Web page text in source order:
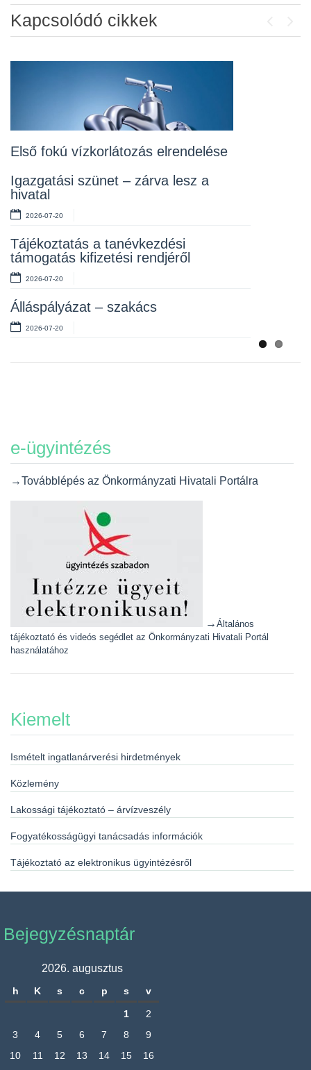
Kapcsolódó cikkek
Első fokú vízkorlátozás elrendelése
Igazgatási szünet – zárva lesz a
hivatal
2026-07-20
Tájékoztatás a tanévkezdési
támogatás kifizetési rendjéről
2026-07-20
Álláspályázat – szakács
2026-07-20
Álláspályázat – konyhai kisegítő
Lakossági fórum az Erzsébet téri
2026-07-10
Rendelet kihirdetése
2026-07-10
Álláspályázat – takarító
2026-07-06
e-ügyintézés
→Továbblépés az Önkormányzati Hivatali Portálra
→ Általános
tájékoztató és videós segédlet az Önkormányzati Hivatali Portál
használatához
Kiemelt
Ismételt ingatlanárverési hirdetmények
Közlemény
Lakossági tájékoztató – árvízveszély
Fogyatékosságügyi tanácsadás információk
Tájékoztató az elektronikus ügyintézésről
Bejegyzésnaptár
2026. augusztus
h K s c p s v
1
2
3
4 5 6 7 8
9
10
11 12 13 14 15
16